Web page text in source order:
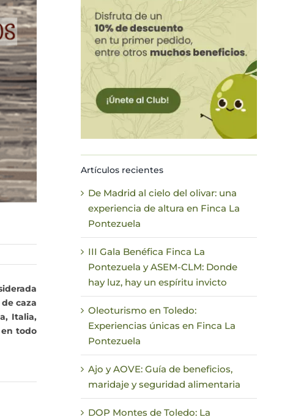
caza
Italia,
todo
Artículos recientes
De Madrid al cielo del olivar: una
experiencia de altura en Finca La
Pontezuela
III Gala Benéfica Finca La
Pontezuela y ASEM-CLM: Donde
hay luz, hay un espíritu invicto
Oleoturismo en Toledo:
Experiencias únicas en Finca La
Pontezuela
Ajo y AOVE: Guía de beneficios,
maridaje y seguridad alimentaria
DOP Montes de Toledo: La